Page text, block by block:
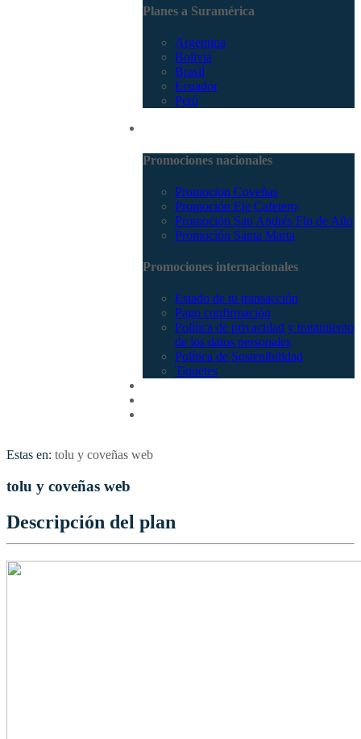
Planes a Suramérica
Argentina
Bolivia
Brasil
Ecuador
Perú
Promociones nacionales
Promocion Coveñas
Promoción Eje Cafetero
Promoción San Andrés Fin de Año
Promoción Santa Marta
Promociones internacionales
Estado de tu transacción
Pago confirmación
Política de privacidad y tratamiento
de los datos personales
Política de Sostenibilidad
Tiquetes
Estas en: tolu y coveñas web
tolu y coveñas web
Descripción del plan